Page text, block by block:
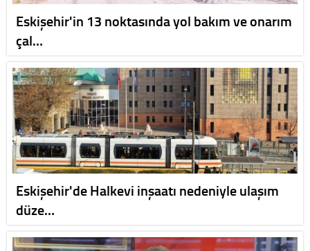
Eskişehir'in 13 noktasında yol bakım ve onarım
çal…
Eskişehir'de Halkevi inşaatı nedeniyle ulaşım
düze…